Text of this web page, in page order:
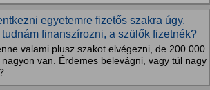
egyetemre fizetős szakra úgy,
finanszírozni, a szülők fizetnék?
valami plusz szakot elvégezni, de 200.000
van. Érdemes belevágni, vagy túl nagy